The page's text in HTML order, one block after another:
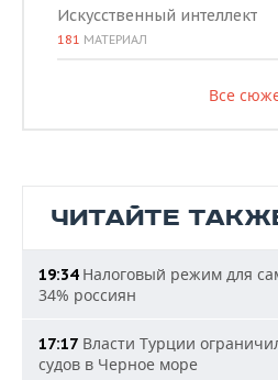
Искусственный интеллект
181 МАТЕРИАЛ
Все
ЧИТАЙТЕ
19:34Налоговый режим для
34% россиян
17:17 Власти Турции
судов в Черное море